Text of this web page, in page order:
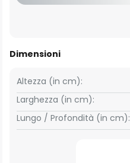
Dimensioni
Larghezza (in cm):
Altezza (in cm):
Lungo / Profondità (in cm):